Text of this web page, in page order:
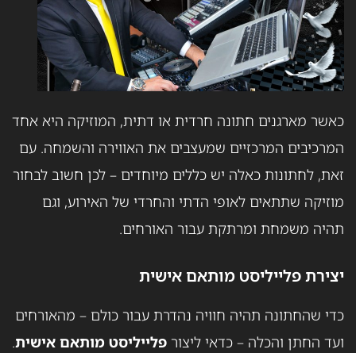
כאשר מארגנים חתונה חרדית או דתית, המוזיקה היא אחד
המרכיבים המרכזיים שמעצבים את האווירה והשמחה. עם
זאת, לחתונות כאלה יש כללים מיוחדים – לכן חשוב לבחור
מוזיקה שתתאים לאופי הדתי והחרדי של האירוע, וגם
תהיה משמחת ומרתקת עבור האורחים.
יצירת פלייליסט מותאם אישית
כדי שהחתונה תהיה חוויה נהדרת עבור כולם – מהאורחים
ועד החתן והכלה – כדאי ליצור פלייליסט מותאם אישית.